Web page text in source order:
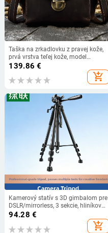
Taška na zrkadlovku z pravej kože,
prvá vrstva teľej kože, model
XJB1002, cez rameno
139.86 €
add_shopping_cart
Kamerový statív s 3D gimbalom pre
DSLR/mirrorless, 3 sekcie, hliníková
zliatina, rýchloupínacia doska,
nahrávanie pre živé vysielanie
94.28 €
add_shopping_cart